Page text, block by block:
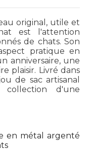
original, utile et
est l'attention
de chats. Son
pratique en
anniversaire, une
plaisir. Livré dans
de sac artisanal
d'une
en métal argenté